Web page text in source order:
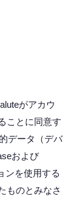
がアカウ
ことに同意す
データ（デバ
および
ンを使用する
ものとみなさ